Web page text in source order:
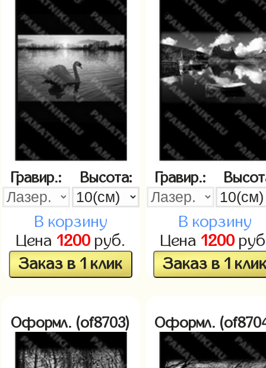
Гравир.: Высота:
В корзину
Цена 1200руб.
Заказ в 1 клик
Гравир.:
В корзину
Цена 1200
Заказ в 1
Оформл. (of8703) Оформл.